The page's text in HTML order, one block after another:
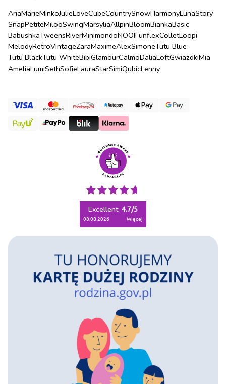
AriaMarieMinkoJulieLoveCubeCountrySnowHarmonyLunaStory
SnapPetiteMilooSwingMarsyliaAllpinBloomBiankaBasic
BabushkaTweensRiverMinimondoNOOIFunflexColletLoopi
MelodyRetroVintageZaraMaximeAlexSimoneTutu Blue
Tutu BlackTutu WhiteBibiGlamourCalmoDaliaLoftGwiazdkiMia
AmeliaLumiSethSofieLauraStarSimiQubicLenny
Excellent: 4.7/5
08.08.2026 więcej